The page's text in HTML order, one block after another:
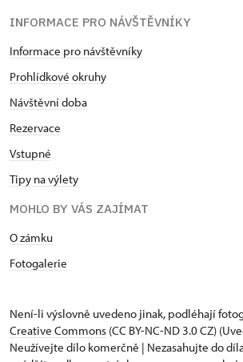
INFORMACE PRO NÁVŠTĚVNÍKY
Informace pro návštěvníky
Prohlídkové okruhy
Návštěvní doba
Rezervace
Vstupné
Tipy na výlety
MOHLO BY VÁS ZAJÍMAT
O zámku
Fotogalerie
Není-li výslovně uvedeno jinak, podléhají
Creative Commons (CC BY-NC-ND 3.0 CZ)
Neužívejte dílo komerčně | Nezasahujte do